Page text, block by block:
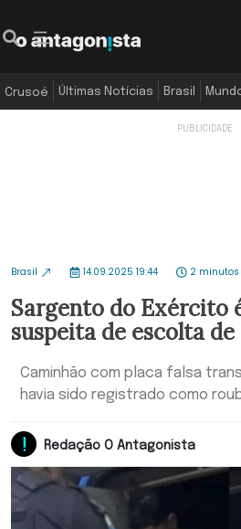
Crusoé Últimas Notícias Brasil
Brasil 14.09.2025 19:44 2
Sargento do Exército
suspeita de escolta
Caminhão com placa falsa
havia sido registrado como
Redação O Antagonista